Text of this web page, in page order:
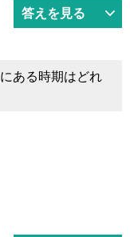
答えを見る
ある時期はどれ